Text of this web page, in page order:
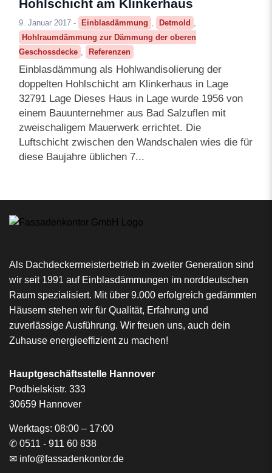
Hohlschicht am Klinkerhaus
9. Januar 2017 - Einblasdämmung , Detmold ,
Hohlraumdämmung zur Dämmung der oberen
Geschossdecke , Referenzen
Einblasdämmung als Hohlwandisolierung der
doppelten Hohlschicht am Klinkerhaus in Lage
32791 Lage Dieses Haus in Lage wurde 1956 von
einem Bauunternehmer aus Bad Salzuflen mit
zweischaligem Mauerwerk errichtet. Die
Luftschicht zwischen den Wandschalen wies die für
diese Baujahre üblichen 7...
Als Dachdeckermeisterbetrieb in zweiter Generation sind
wir seit 1991 auf Einblasdämmungen im norddeutschen
Raum spezialisiert. Mit über 9.000 erfolgreich gedämmten
Häusern stehen wir für Qualität, Erfahrung und
zuverlässige Ausführung. Wir freuen uns, auch dein
Zuhause energieeffizient zu machen!
Hauptgeschäftsstelle Hannover
Podbielskistr. 333
30659 Hannover
Werktags: 08:00 – 17:00
✆ 0511 - 911 60 838
✉ info@fassadenkontor.de